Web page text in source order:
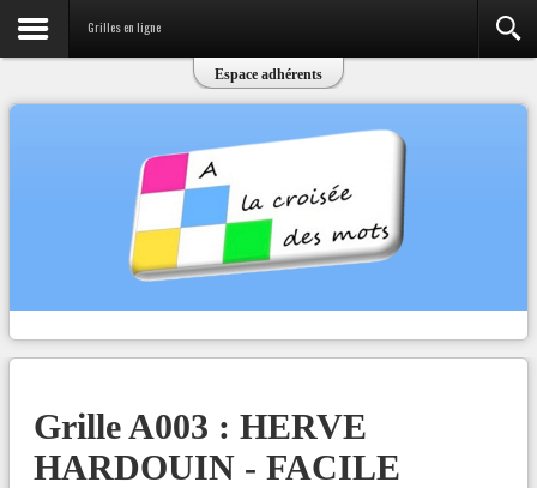
Grilles en ligne
Espace adhérents
Grille A003 : HERVE
HARDOUIN - FACILE